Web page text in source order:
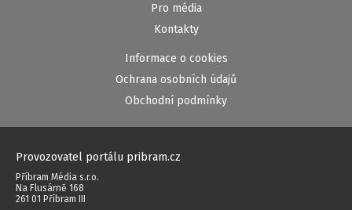
Pro média
Kontakty
Informace o cookies
Ochrana osobních údajů
Obchodní podmínky
Provozovatel portálu pribram.cz
Příbram Média s.r.o.
Na Flusárně 168
261 01 Příbram III